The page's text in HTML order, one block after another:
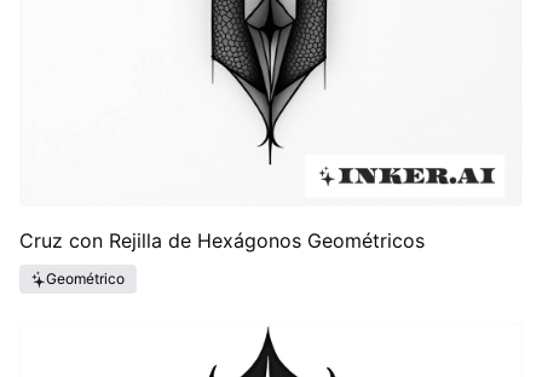
Cruz con Rejilla de Hexágonos Geométricos
Geométrico